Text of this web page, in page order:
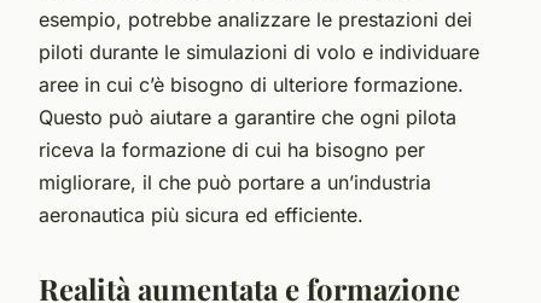
esempio, potrebbe analizzare le prestazioni dei
piloti durante le simulazioni di volo e individuare
aree in cui c’è bisogno di ulteriore formazione.
Questo può aiutare a garantire che ogni pilota
riceva la formazione di cui ha bisogno per
migliorare, il che può portare a un’industria
aeronautica più sicura ed efficiente.
Realità aumentata e formazione